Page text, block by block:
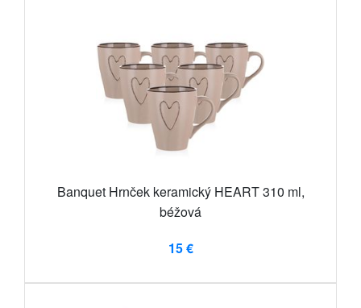
Banquet Hrnček keramický HEART 310 ml,
béžová
15 €